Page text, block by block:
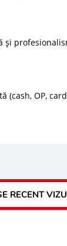
și
(cash, OP,
RECENT